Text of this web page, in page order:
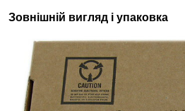
Зовнішній вигляд і упаковка